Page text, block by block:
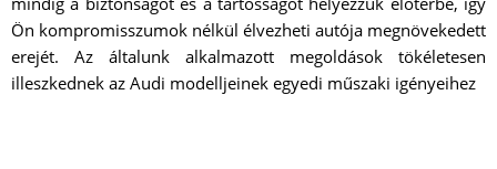
Ön kompromisszumok nélkül élvezheti autója megnövekedett
erejét. Az általunk alkalmazott megoldások tökéletesen
illeszkednek az Audi modelljeinek egyedi műszaki igényeihez